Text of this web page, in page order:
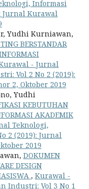
Informasi
Jurnal Kurawal
Yudhi Kurniawan,
BERSTANDAR
- Jurnal
Vol 2 No 2 (2019):
2, Oktober 2019
Yudhi
KEBUTUHAN
AKADEMIK
Teknologi,
2 (2019): Jurnal
2019
DOKUMEN
DESIGN
, Kurawal -
Industri: Vol 3 No 1